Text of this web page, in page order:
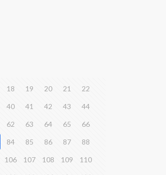
18 19 20 21 22
40 41 42 43 44
62 63 64 65 66
84 85 86 87 88
106 107 108 109 110